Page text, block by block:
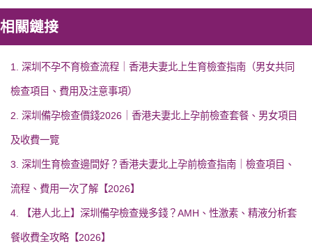
相關鏈接
1. 深圳不孕不育檢查流程｜香港夫妻北上生育檢查指南（男女共同
檢查項目、費用及注意事項）
2. 深圳備孕檢查價錢2026｜香港夫妻北上孕前檢查套餐、男女項目
及收費一覽
3. 深圳生育檢查邊間好？香港夫妻北上孕前檢查指南｜檢查項目、
流程、費用一次了解【2026】
4. 【港人北上】深圳備孕檢查幾多錢？AMH、性激素、精液分析套
餐收費全攻略【2026】